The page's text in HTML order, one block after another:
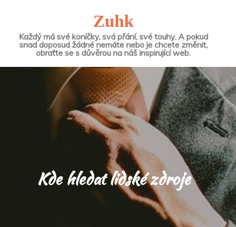
Zuhk
Každý má své koníčky, svá přání, své touhy. A pokud
snad doposud žádné nemáte nebo je chcete změnit,
obraťte se s důvěrou na náš inspirující web.
Kde hledat lidské zdroje